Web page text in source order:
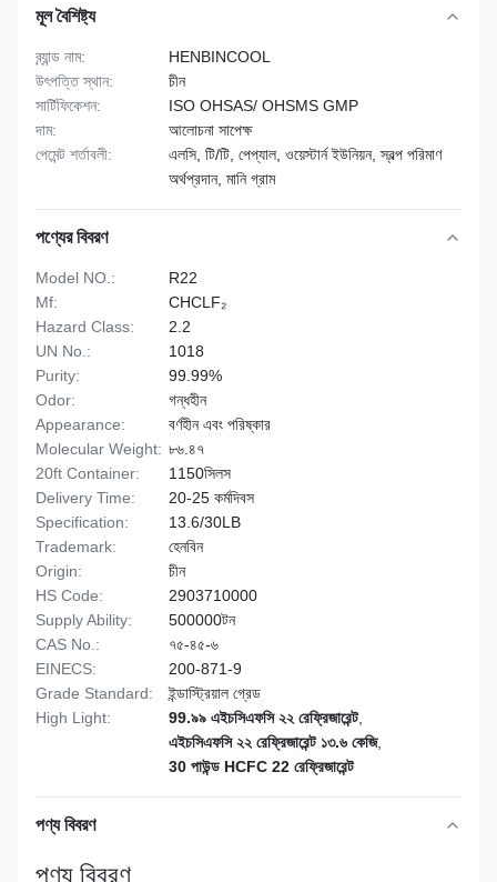
মূল বৈশিষ্ট্য
ব্র্যান্ড নাম:
HENBINCOOL
উৎপত্তি স্থান:
চীন
সার্টিফিকেশন:
ISO OHSAS/ OHSMS GMP
দাম:
আলোচনা সাপেক্ষ
পেমেন্ট শর্তাবলী:
এলসি, টি/টি, পেপ্যাল, ওয়েস্টার্ন ইউনিয়ন, স্বল্প পরিমাণ
অর্থপ্রদান, মানি গ্রাম
পণ্যের বিবরণ
Model NO.:
R22
Mf:
CHCLF₂
Hazard Class:
2.2
UN No.:
1018
Purity:
99.99%
Odor:
গন্ধহীন
Appearance:
বর্ণহীন এবং পরিষ্কার
Molecular Weight: ৮৬.৪৭
20ft Container:
1150সিলস
Delivery Time:
20-25 কর্মদিবস
Specification:
13.6/30LB
Trademark:
হেনবিন
Origin:
চীন
HS Code:
2903710000
Supply Ability:
500000টন
CAS No.:
৭৫-৪৫-৬
EINECS:
200-871-9
Grade Standard:
ইন্ডাস্ট্রিয়াল গ্রেড
High Light:
99.৯৯ এইচসিএফসি ২২ রেফ্রিজারেন্ট,
এইচসিএফসি ২২ রেফ্রিজারেন্ট ১৩.৬ কেজি,
30 পাউন্ড HCFC 22 রেফ্রিজারেন্ট
পণ্য বিবরণ
পণ্য বিবরণ